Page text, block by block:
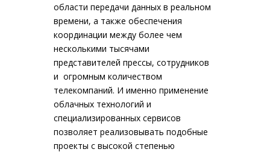
области передачи данных в реальном
времени, а также обеспечения
координации между более чем
несколькими тысячами
представителей прессы, сотрудников
и огромным количеством
телекомпаний. И именно применение
облачных технологий и
специализированных сервисов
позволяет реализовывать подобные
проекты с высокой степенью